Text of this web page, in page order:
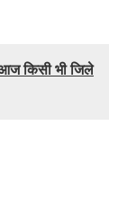
किसी भी जिले